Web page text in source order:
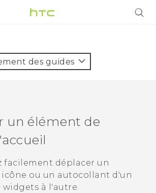
Accessoires
des guides
un élément de
facilement déplacer un
ou un autocollant d'un
widgets à l'autre.